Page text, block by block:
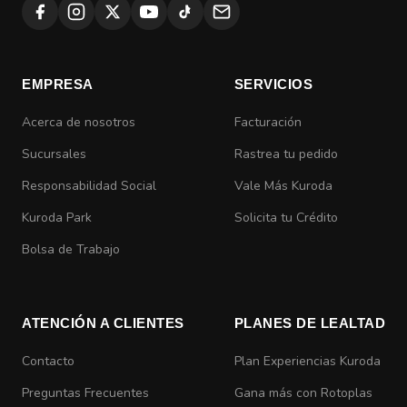
EMPRESA
Acerca de nosotros
Sucursales
Responsabilidad Social
Kuroda Park
Bolsa de Trabajo
SERVICIOS
Facturación
Rastrea tu pedido
Vale Más Kuroda
Solicita tu Crédito
ATENCIÓN A CLIENTES
Contacto
Preguntas Frecuentes
PLANES DE LEALTAD
Plan Experiencias Kuroda
Gana más con Rotoplas